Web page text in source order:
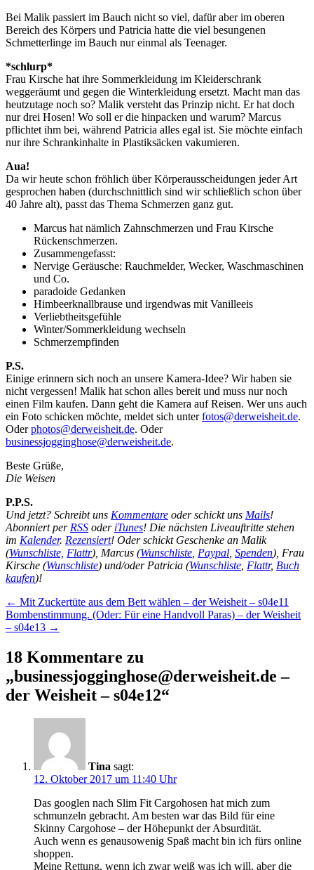
Bei Malik passiert im Bauch nicht so viel, dafür aber im oberen
Bereich des Körpers und Patricia hatte die viel besungenen
Schmetterlinge im Bauch nur einmal als Teenager.
*schlurp*
Frau Kirsche hat ihre Sommerkleidung im Kleiderschrank
weggeräumt und gegen die Winterkleidung ersetzt. Macht man das
heutzutage noch so? Malik versteht das Prinzip nicht. Er hat doch
nur drei Hosen! Wo soll er die hinpacken und warum? Marcus
pflichtet ihm bei, während Patricia alles egal ist. Sie möchte einfach
nur ihre Schrankinhalte in Plastiksäcken vakumieren.
Aua!
Da wir heute schon fröhlich über Körperausscheidungen jeder Art
gesprochen haben (durchschnittlich sind wir schließlich schon über
40 Jahre alt), passt das Thema Schmerzen ganz gut.
Marcus hat nämlich Zahnschmerzen und Frau Kirsche
Rückenschmerzen.
Zusammengefasst:
Nervige Geräusche: Rauchmelder, Wecker, Waschmaschinen
und Co.
paradoide Gedanken
Himbeerknallbrause und irgendwas mit Vanilleeis
Verliebtheitsgefühle
Winter/Sommerkleidung wechseln
Schmerzempfinden
P.S.
Einige erinnern sich noch an unsere Kamera-Idee? Wir haben sie
nicht vergessen! Malik hat schon alles bereit und muss nur noch
einen Film kaufen. Dann geht die Kamera auf Reisen. Wer uns auch
ein Foto schicken möchte, meldet sich unterfotos@derweisheit.de.
Oderphotos@derweisheit.de. Oder
businessjogginghose@derweisheit.de.
Beste Grüße,
Die Weisen
P.P.S.
Und jetzt? Schreibt uns Kommentare oder schickt uns Mails!
Abonniert per RSS oder iTunes! Die nächsten Liveauftritte stehen
im Kalender. Rezensiert! Oder schickt Geschenke an Malik
(Wunschliste, Flattr), Marcus (Wunschliste Paypal Spenden), Frau
Kirsche (Wunschliste) und/oder Patricia (Wunschliste Flattr, Buch
kaufen)!
Beitragsnavigation
← Mit Zuckertüte aus dem Bett wählen – der Weisheit – s04e11
Bombenstimmung. (Oder: Für eine Handvoll Paras) – der Weisheit
– s04e13 →
18 Kommentare zu
„businessjogginghose@derweisheit.de –
der Weisheit – s04e12“
Tina sagt:
12. Oktober 2017 um 11:40 Uhr
Das googlen nach Slim Fit Cargohosen hat mich zum
schmunzeln gebracht. Am besten war das Bild für eine
Skinny Cargohose – der Höhepunkt der Absurdität.
Auch wenn es genausowenig Spaß macht bin ich fürs online
shoppen.
Meine Rettung, wenn ich zwar weiß was ich will, aber die